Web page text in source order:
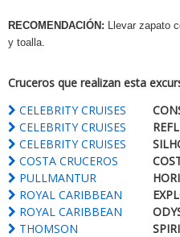
RECOMENDACIÓN: Llevar zapato
y toalla.
Cruceros que realizan esta
CELEBRITY CRUISES
CELEBRITY CRUISES
CELEBRITY CRUISES
COSTA CRUCEROS
PULLMANTUR
ROYAL CARIBBEAN
ROYAL CARIBBEAN
THOMSON